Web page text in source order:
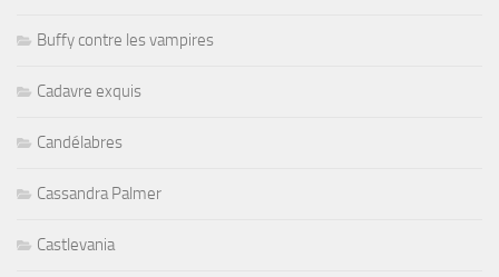
Buffy contre les vampires
Cadavre exquis
Candélabres
Cassandra Palmer
Castlevania